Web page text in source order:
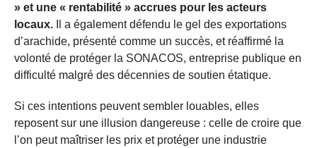
» et une « rentabilité » accrues pour les acteurs
locaux.
Il a également défendu le gel des exportations
d’arachide, présenté comme un succès, et réaffirmé la
volonté de protéger la SONACOS, entreprise publique en
difficulté malgré des décennies de soutien étatique.
Si ces intentions peuvent sembler louables, elles
reposent sur une illusion dangereuse : celle de croire que
l’on peut maîtriser les prix et protéger une industrie